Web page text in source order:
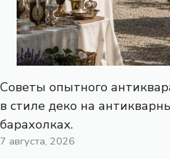
Советы опытного
в стиле деко на
барахолках.
7 августа, 2026